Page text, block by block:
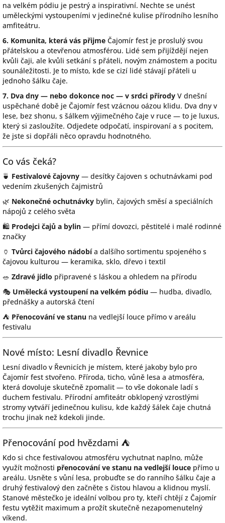
na velkém pódiu je pestrý a inspirativní. Nechte se unést
uměleckými vystoupeními v jedinečné kulise přírodního lesního
amfiteátru.
6. Komunita, která vás přijme Čajomír fest je proslulý svou
přátelskou a otevřenou atmosférou. Lidé sem přijíždějí nejen
kvůli čaji, ale kvůli setkání s přáteli, novým známostem a pocitu
sounáležitosti. Je to místo, kde se cizí lidé stávají přáteli u
jednoho šálku čaje.
7. Dva dny — nebo dokonce noc — v srdci přírody V dnešní
uspěchané době je Čajomír fest vzácnou oázou klidu. Dva dny v
lese, bez shonu, s šálkem výjimečného čaje v ruce — to je luxus,
který si zasloužíte. Odjedete odpočatí, inspirovaní a s pocitem,
že jste si dopřáli něco opravdu hodnotného.
Co vás čeká?
🍵 Festivalové čajovny — desítky čajoven s ochutnávkami pod
vedením zkušených čajmistrů
🌿 Nekonečné ochutnávky bylin, čajových směsí a speciálních
nápojů z celého světa
🛍️ Prodejci čajů a bylin — přímí dovozci, pěstitelé i malé rodinné
značky
🏺 Tvůrci čajového nádobía dalšího sortimentu spojeného s
čajovou kulturou — keramika, sklo, dřevo i textil
🥗 Zdravé jídlo připravené s láskou a ohledem na přírodu
🎭 Umělecká vystoupení na velkém pódiu — hudba, divadlo,
přednášky a autorská čtení
⛺ Přenocování ve stanu na vedlejší louce přímo v areálu
festivalu
Nové místo: Lesní divadlo Řevnice
Lesní divadlo v Řevnicích je místem, které jakoby bylo pro
Čajomír fest stvořeno. Příroda, ticho, vůně lesa a atmosféra,
která dovoluje skutečně zpomalit — to vše dokonale ladí s
duchem festivalu. Přírodní amfiteátr obklopený vzrostlými
stromy vytváří jedinečnou kulisu, kde každý šálek čaje chutná
trochu jinak než kdekoli jinde.
Přenocování pod hvězdami ⛺
Kdo si chce festivalovou atmosféru vychutnat naplno, může
využít možnosti přenocování ve stanu na vedlejší louce přímo u
areálu. Usněte s vůní lesa, probuďte se do ranního šálku čaje a
druhý festivalový den začněte s čistou hlavou a klidnou myslí.
Stanové městečko je ideální volbou pro ty, kteří chtějí z Čajomír
festu vytěžit maximum a prožít skutečně nezapomenutelný
víkend.